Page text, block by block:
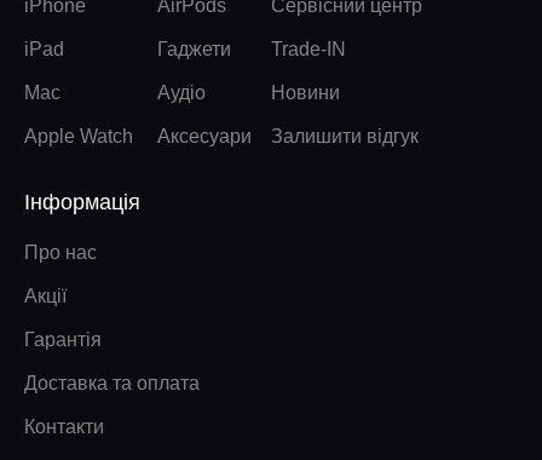
iPhone
iPad
Mac
Apple Watch
AirPods
Гаджети
Аудіо
Аксесуари
Сервісний центр
Trade-IN
Новини
Залишити відгук
Інформація
Про нас
Акції
Гарантія
Доставка та оплата
Контакти